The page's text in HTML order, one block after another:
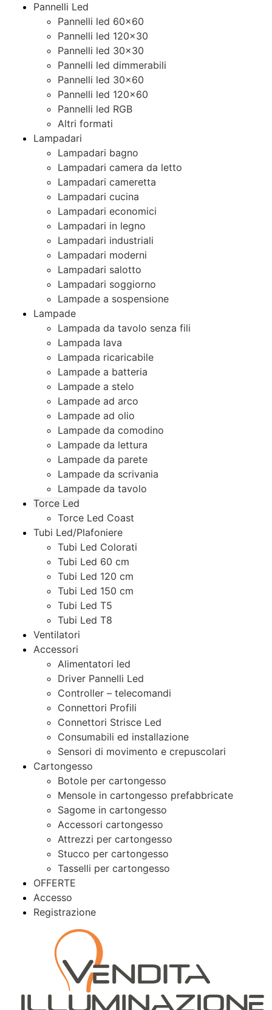
Pannelli Led
Pannelli led 60×60
Pannelli led 120×30
Pannelli led 30×30
Pannelli led dimmerabili
Pannelli led 30×60
Pannelli led 120×60
Pannelli led RGB
Altri formati
Lampadari
Lampadari bagno
Lampadari camera da letto
Lampadari cameretta
Lampadari cucina
Lampadari economici
Lampadari in legno
Lampadari industriali
Lampadari moderni
Lampadari salotto
Lampadari soggiorno
Lampade a sospensione
Lampade
Lampada da tavolo senza fili
Lampada lava
Lampada ricaricabile
Lampade a batteria
Lampade a stelo
Lampade ad arco
Lampade ad olio
Lampade da comodino
Lampade da lettura
Lampade da parete
Lampade da scrivania
Lampade da tavolo
Torce Led
Torce Led Coast
Tubi Led/Plafoniere
Tubi Led Colorati
Tubi Led 60 cm
Tubi Led 120 cm
Tubi Led 150 cm
Tubi Led T5
Tubi Led T8
Ventilatori
Accessori
Alimentatori led
Driver Pannelli Led
Controller – telecomandi
Connettori Profili
Connettori Strisce Led
Consumabili ed installazione
Sensori di movimento e crepuscolari
Cartongesso
Botole per cartongesso
Mensole in cartongesso prefabbricate
Sagome in cartongesso
Accessori cartongesso
Attrezzi per cartongesso
Stucco per cartongesso
Tasselli per cartongesso
OFFERTE
Accesso
Registrazione